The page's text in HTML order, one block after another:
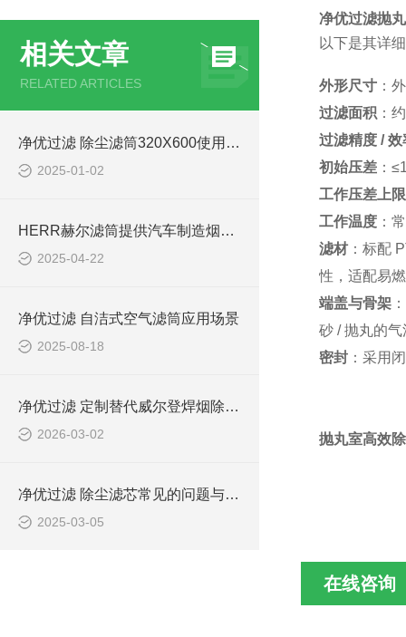
相关文章
RELATED ARTICLES
净优过滤 除尘滤筒320X600使用说明
2025-01-02
HERR赫尔滤筒提供汽车制造烟尘净化解决方案
2025-04-22
净优过滤 自洁式空气滤筒应用场景
2025-08-18
净优过滤 定制替代威尔登焊烟除尘滤筒
2026-03-02
净优过滤 除尘滤芯常见的问题与解决方案
2025-03-05
净优过滤抛
以下是其详
外形尺寸：
过滤面积：
过滤精度 / 效
初始压差：
工作压差上限
工作温度：
滤材：标配
性，适配易
端盖与骨架
砂 / 抛丸的
密封：采用
抛丸室高效
在线咨询